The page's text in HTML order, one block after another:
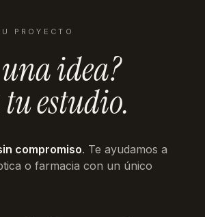
PROYECTO
idea?
estudio.
compromiso. Te ayudamos a
o farmacia con un único